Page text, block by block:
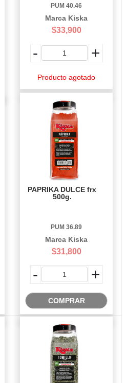
PUM 40.46
Marca Kiska
$33,900
- +
Producto agotado
PAPRIKA DULCE frx
500g.
PUM 36.89
Marca Kiska
$31,800
- +
COMPRAR